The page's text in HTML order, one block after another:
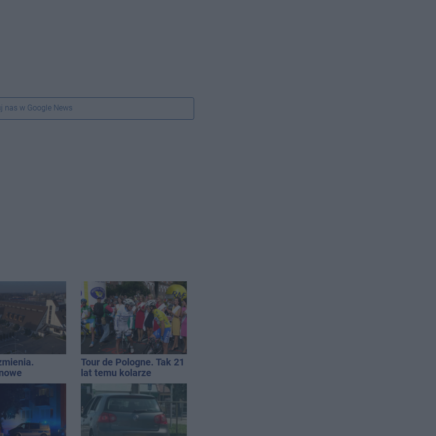
nas w Google News
a przed
ARENA
Tour de Pologne. Tak 21
lat temu kolarze
startowali z
Inowrocławia